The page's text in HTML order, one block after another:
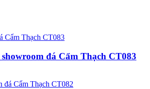
đá Cẩm Thạch CT083